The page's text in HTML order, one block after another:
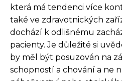
která má tendenci více
také ve zdravotnických
dochází k odlišnému
pacienty. Je důležité si
by měl být posuzován na
schopností a chování a ne